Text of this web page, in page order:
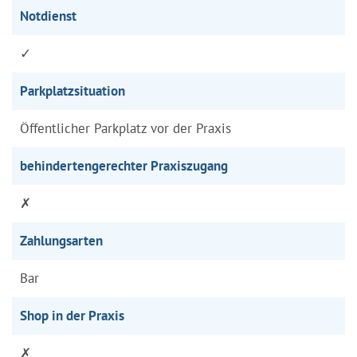
Notdienst
✓
Parkplatzsituation
Öffentlicher Parkplatz vor der Praxis
behindertengerechter Praxiszugang
✗
Zahlungsarten
Bar
Shop in der Praxis
✗